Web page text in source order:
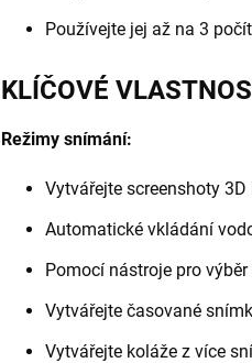
Používejte jej až na 3
KLÍČOVÉ
Režimy snímání:
Vytvářejte screenshoty
Automatické vkládání
Pomocí nástroje pro
Vytvářejte časované
Vytvářejte koláže z více